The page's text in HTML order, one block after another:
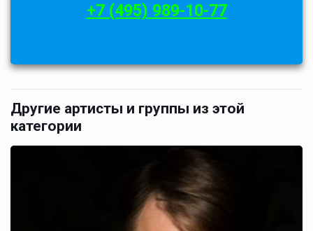
+7 (495) 989-10-77
Другие артисты и группы из этой
категории